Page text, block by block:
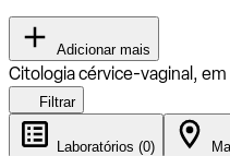
Adicionar mais
Citologia cérvice-vaginal,
Filtrar
Laboratórios (0)